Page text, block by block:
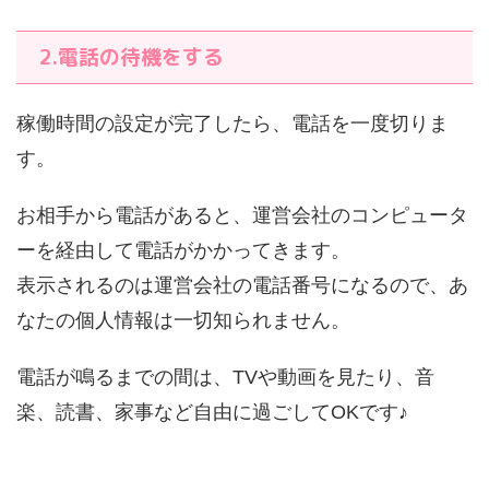
2.電話の待機をする
稼働時間の設定が完了したら、電話を一度切りま
す。
お相手から電話があると、運営会社のコンピュータ
ーを経由して電話がかかってきます。
表示されるのは運営会社の電話番号になるので、あ
なたの個人情報は一切知られません。
電話が鳴るまでの間は、TVや動画を見たり、音
楽、読書、家事など自由に過ごしてOKです♪